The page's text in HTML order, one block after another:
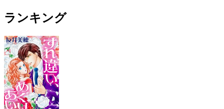
ランキング